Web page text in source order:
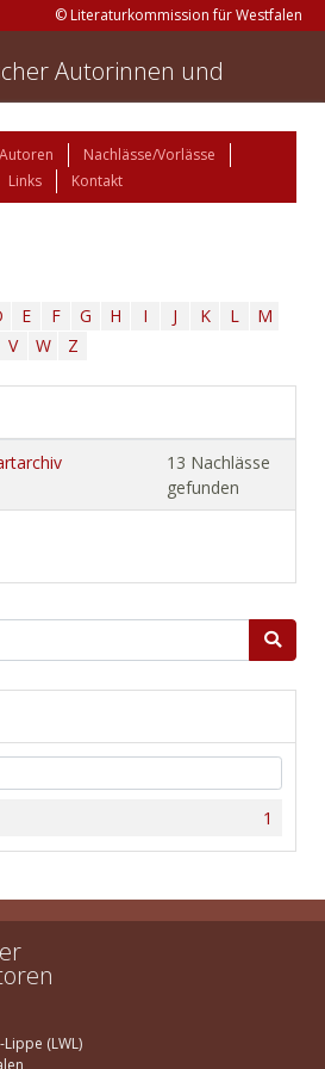
© Literaturkommission für Westfalen
Autorinnen und
Nachlässe/Vorlässe
Links Kontakt
E F G H I J K L
M
V W Z
13 Nachlässe
gefunden
1
(LWL)